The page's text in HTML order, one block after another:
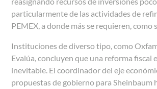
particularmente de las actividades de
PEMEX, a donde más se requieren, como
Instituciones de diverso tipo, como
Evalúa, concluyen que una reforma fiscal
inevitable. El coordinador del eje
propuestas de gobierno para Sheinbaum